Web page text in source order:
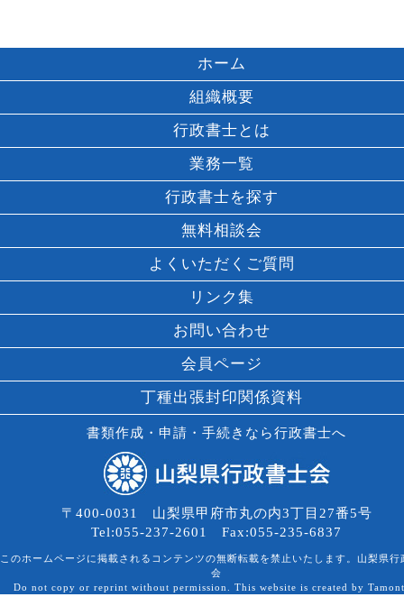
ホーム
組織概要
行政書士とは
業務一覧
行政書士を探す
無料相談会
よくいただくご質問
リンク集
お問い合わせ
会員ページ
丁種出張封印関係資料
書類作成・申請・手続きなら行政書士へ
〒400-0031 山梨県甲府市丸の内3丁目27番5号
Tel:055-237-2601 Fax:055-235-6837
このホームページに掲載されるコンテンツの無断転載を禁止いたします。山梨県行
会
Do not copy or reprint without permission. This website is created by